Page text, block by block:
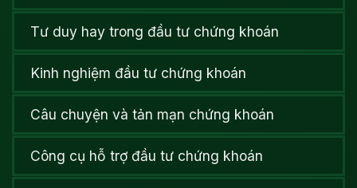
Tư duy hay trong đầu tư chứng khoán
Kinh nghiệm đầu tư chứng khoán
Câu chuyện và tản mạn chứng khoán
Công cụ hỗ trợ đầu tư chứng khoán